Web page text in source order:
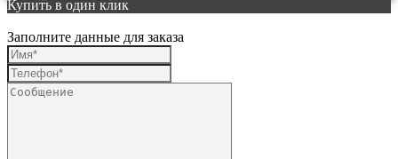
Купить в один клик
Заполните данные для заказа